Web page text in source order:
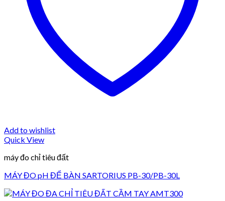
Add to wishlist
Quick View
máy đo chỉ tiêu đất
MÁY ĐO pH ĐỂ BÀN SARTORIUS PB-30/PB-30L